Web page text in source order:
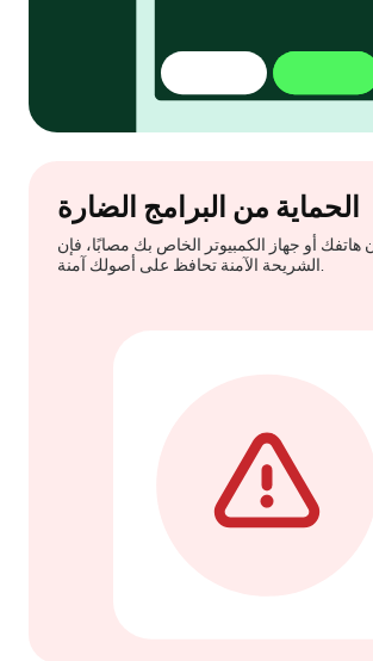
الحماية من البرامج الضارة
هاتفك أو جهاز الكمبيوتر الخاص بك مصابًا، فإن
الشريحة الآمنة تحافظ على أصولك آمنة.